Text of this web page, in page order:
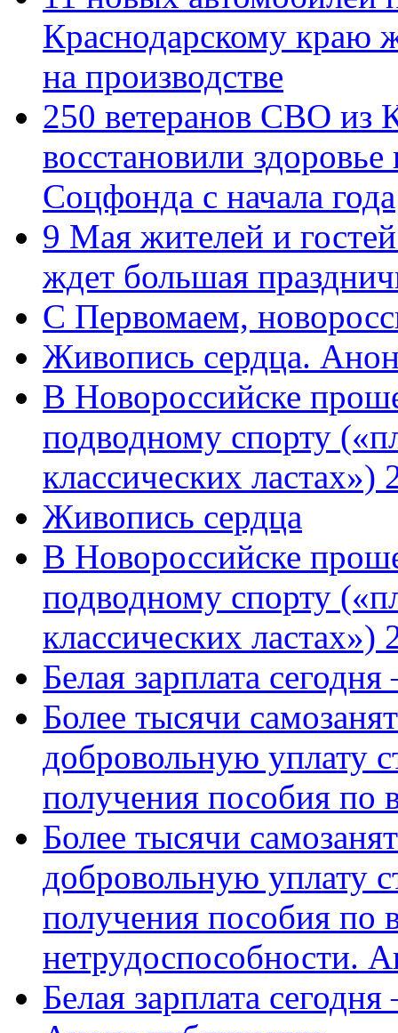
Краснодарскому краю
на производстве
250 ветеранов СВО из
восстановили
Соцфонда с начала года
9 Мая жителей и
ждет большая
C Первомаем,
Живопись сердца.
В Новороссийске
подводному спорту
классических
Живопись сердца
В Новороссийске
подводному спорту
классических ластах»)
Белая зарплата
Более тысячи
добровольную уплату
получения пособия по
Более тысячи
добровольную уплату
получения пособия по
нетрудоспособности.
Белая зарплата